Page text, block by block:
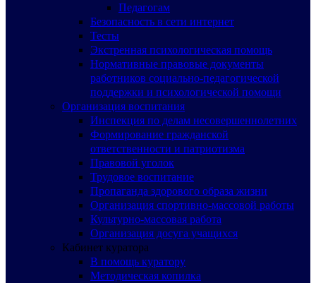
Педагогам
Безопасность в сети интернет
Тесты
Экстренная психологическая помощь
Нормативные правовые документы
работников социально-педагогической
поддержки и психологической помощи
Организация воспитания
Инспекция по делам несовершеннолетних
Формирование гражданской
ответственности и патриотизма
Правовой уголок
Трудовое воспитание
Пропаганда здорового образа жизни
Организация спортивно-массовой работы
Культурно-массовая работа
Организация досуга учащихся
Кабинет куратора
В помощь куратору
Методическая копилка